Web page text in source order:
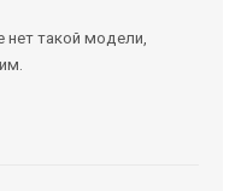
нет такой модели,